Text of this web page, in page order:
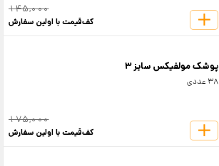
145,000
کف‌قیمت با اولین سفارش
پوشک مولفیکس سایز 3
38 عددی
175,000
کف‌قیمت با اولین سفارش